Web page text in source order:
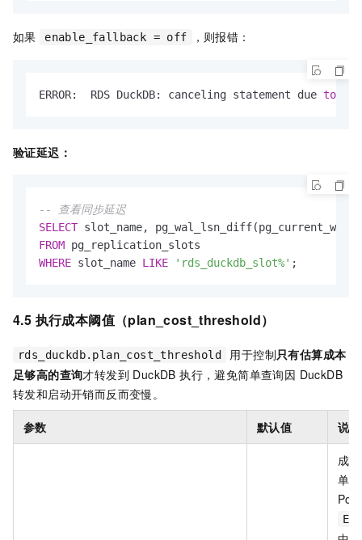
如果 enable_fallback = off ，则报错：
ERROR:  RDS DuckDB: canceling statement due to
验证延迟：
-- 查看同步延迟
SELECT slot_name,
FROM
WHERE slot_name LIKE 'rds_duckdb_slot%' ;
4.5 执行成本阈值（plan_cost_threshold）
rds_duckdb.plan_cost_threshold 用于控制只有估算成本
足够高的查询才转发到 DuckDB 执行，避免简单查询因 DuckDB
转发和启动开销而反而变慢。
参数 默认值 说明
成
单